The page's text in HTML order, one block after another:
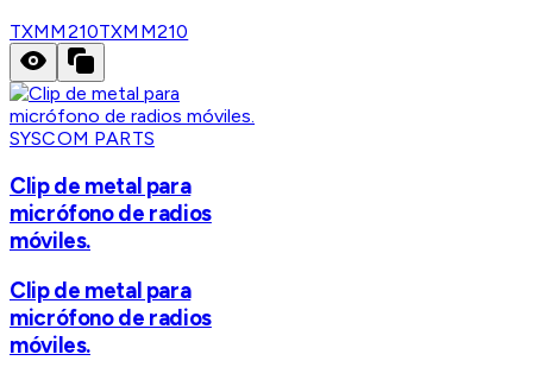
TXMM210TXMM210
SYSCOM PARTS
Clip de metal para
micrófono de radios
móviles.
Clip de metal para
micrófono de radios
móviles.